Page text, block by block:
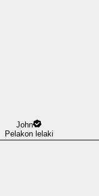
John
Pelakon lelaki